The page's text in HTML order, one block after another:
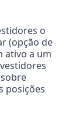
o
(opção de
ativo a um
posições